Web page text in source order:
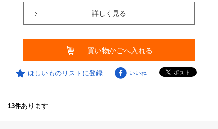
詳しく見る
買い物かごへ入れる
ほしいものリストに登録 いいね
13件あります